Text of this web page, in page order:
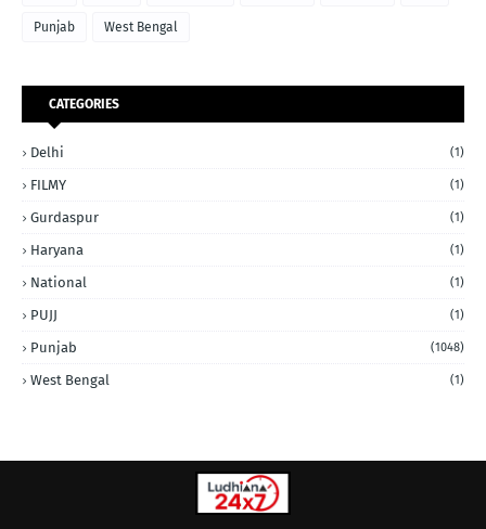
Punjab West Bengal
CATEGORIES
Delhi (1)
FILMY (1)
Gurdaspur (1)
Haryana (1)
National (1)
PUJJ (1)
Punjab (1048)
West Bengal (1)